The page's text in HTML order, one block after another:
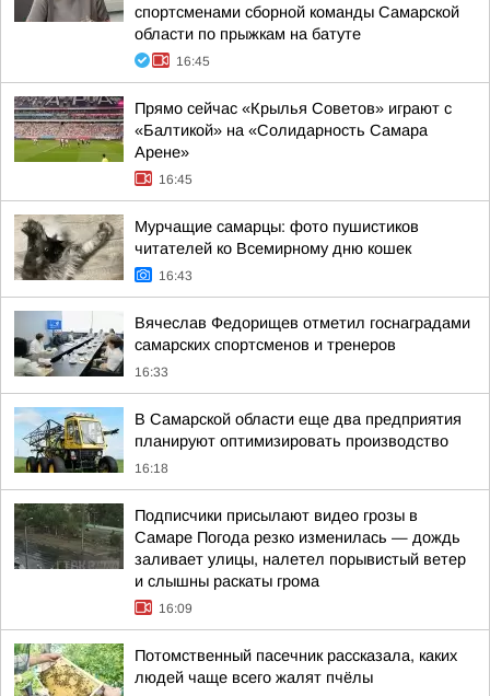
спортсменами сборной команды Самарской
области по прыжкам на батуте
16:45
Прямо сейчас «Крылья Советов» играют с
«Балтикой» на «Солидарность Самара
Арене»
16:45
Мурчащие самарцы: фото пушистиков
читателей ко Всемирному дню кошек
16:43
Вячеслав Федорищев отметил госнаградами
самарских спортсменов и тренеров
16:33
В Самарской области еще два предприятия
планируют оптимизировать производство
16:18
Подписчики присылают видео грозы в
Самаре Погода резко изменилась — дождь
заливает улицы, налетел порывистый ветер
и слышны раскаты грома
16:09
Потомственный пасечник рассказала, каких
людей чаще всего жалят пчёлы